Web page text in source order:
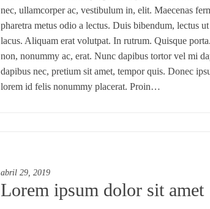
nec, ullamcorper ac, vestibulum in, elit. Maecenas
pharetra metus odio a lectus. Duis bibendum, lectus
lacus. Aliquam erat volutpat. In rutrum. Quisque
non, nonummy ac, erat. Nunc dapibus tortor vel mi
dapibus nec, pretium sit amet, tempor quis. Donec
lorem id felis nonummy placerat. Proin…
abril 29, 2019
Lorem ipsum dolor sit amet